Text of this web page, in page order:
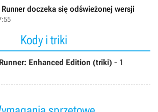
doczeka się odświeżonej wersji
Kody i triki
Enhanced Edition (triki) - 1